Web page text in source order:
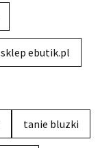
sklep ebutik.pl
tanie bluzki